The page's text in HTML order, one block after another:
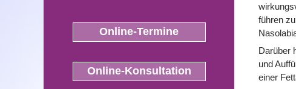
Online-Termine
Online-Konsultation
führen
Darüber
und
einer